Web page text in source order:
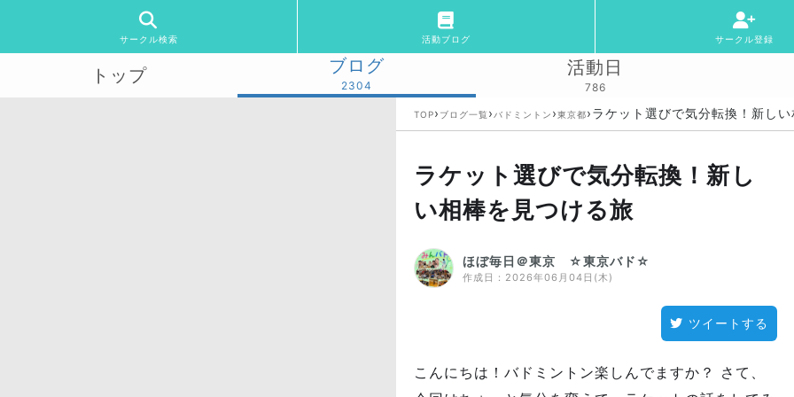
サークル検索 活動ブログ サークル登録
トップ ブログ
2304
活動日
786
TOP› ブログ一覧 › バドミントン ›東京都›ラケット選びで気分転換！新しい
ラケット選びで気分転換！新し
い相棒を見つける旅
ほぼ毎日＠東京 ☆東京バド☆
作成日： 2026年06月04日(木)
ツイートする
こんにちは！バドミントン楽しんでますか？ さて、